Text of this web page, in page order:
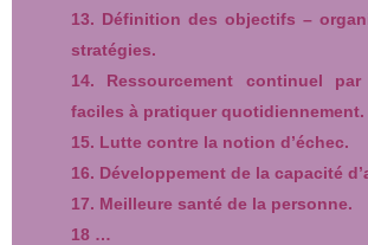
13. Définition des objectifs –
stratégies.
14. Ressourcement continuel
faciles à pratiquer quotidiennement.
15. Lutte contre la notion d’échec.
16. Développement de la capacité
17. Meilleure santé de la personne.
18 …